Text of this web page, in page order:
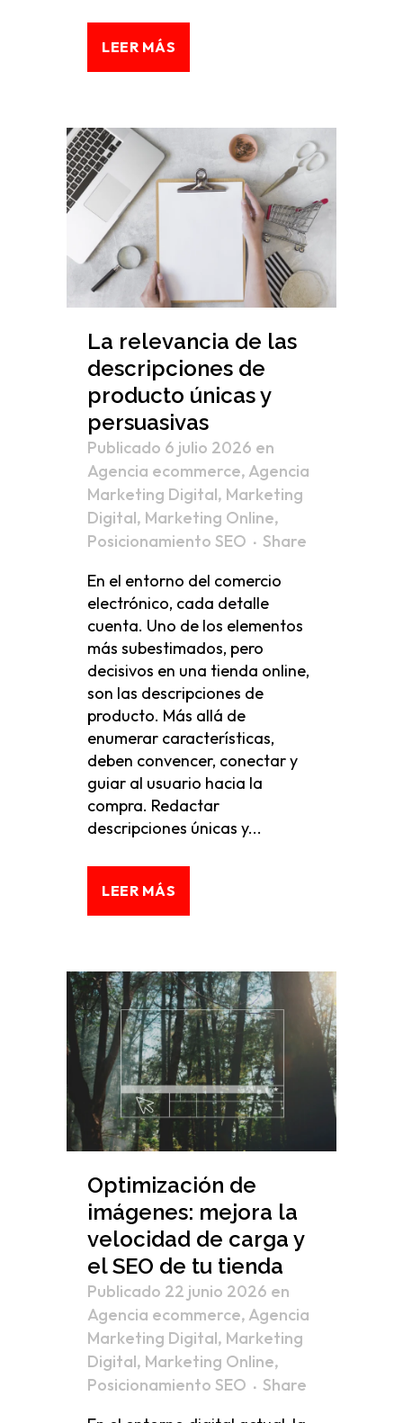
LEER MÁS
La relevancia de las
descripciones de
producto únicas y
persuasivas
Publicado 6 julio 2026 en
Agencia ecommerce, Agencia
Marketing Digital, Marketing
Digital, Marketing Online,
Posicionamiento SEO
Share
En el entorno del comercio
electrónico, cada detalle
cuenta. Uno de los elementos
más subestimados, pero
decisivos en una tienda online,
son las descripciones de
producto. Más allá de
enumerar características,
deben convencer, conectar y
guiar al usuario hacia la
compra. Redactar
descripciones únicas y...
LEER MÁS
Optimización de
imágenes: mejora la
velocidad de carga y
el SEO de tu tienda
Publicado 22 junio 2026 en
Agencia ecommerce, Agencia
Marketing Digital, Marketing
Digital, Marketing Online,
Posicionamiento SEO
Share